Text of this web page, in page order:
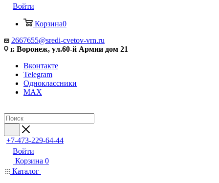
Войти
Корзина0
2667655@sredi-cvetov-vrn.ru
г. Воронеж, ул.60-й Армии дом 21
Вконтакте
Telegram
Одноклассники
MAX
+7-473-229-64-44
Войти
Корзина 0
Каталог